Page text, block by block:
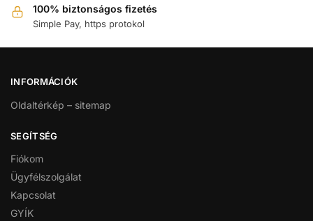
100% biztonságos fizetés
Simple Pay, https protokol
INFORMÁCIÓK
Oldaltérkép – sitemap
SEGÍTSÉG
Fiókom
Ügyfélszolgálat
Kapcsolat
GYÍK